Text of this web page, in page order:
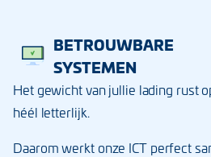
BETROUWBARE
SYSTEMEN
Het gewicht van jullie lading rust
héél letterlijk.
Daarom werkt onze ICT perfect